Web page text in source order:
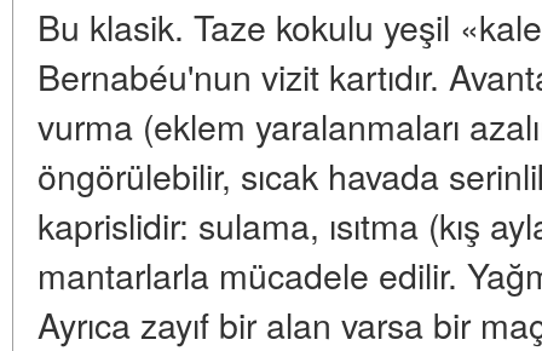
Bu klasik. Taze kokulu yeşil
Bernabéu'nun vizit kartıdır.
vurma (eklem yaralanmaları
öngörülebilir, sıcak havada
kaprislidir: sulama, ısıtma (kış
mantarlarla mücadele edilir.
Ayrıca zayıf bir alan varsa bir